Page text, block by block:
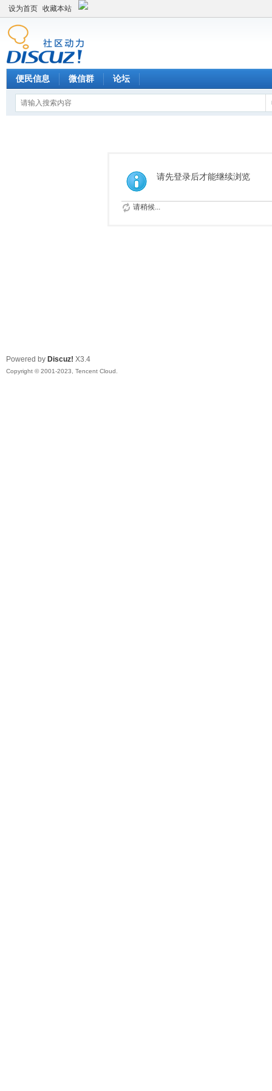
设为首页 收藏本站
便民信息 微信群 论坛
请先登录后才能继续浏览
请稍候...
Powered by Discuz! X3.4
Copyright © 2001-2023, Tencent Cloud.